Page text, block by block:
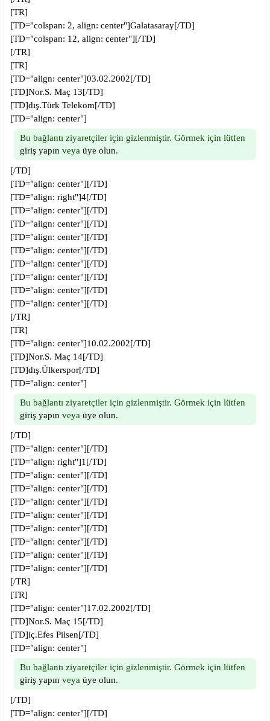
[TR]
[TD="colspan: 2, align: center"]Galatasaray[/TD]
[TD="colspan: 12, align: center"][/TD]
[/TR]
[TR]
[TD="align: center"]03.02.2002[/TD]
[TD]Nor.S. Maç 13[/TD]
[TD]dış.Türk Telekom[/TD]
[TD="align: center"]
Bu bağlantı ziyaretçiler için gizlenmiştir. Görmek için lütfen
giriş yapın veya üye olun.
[/TD]
[TD="align: center"][/TD]
[TD="align: right"]4[/TD]
[TD="align: center"][/TD]
[TD="align: center"][/TD]
[TD="align: center"][/TD]
[TD="align: center"][/TD]
[TD="align: center"][/TD]
[TD="align: center"][/TD]
[TD="align: center"][/TD]
[TD="align: center"][/TD]
[/TR]
[TR]
[TD="align: center"]10.02.2002[/TD]
[TD]Nor.S. Maç 14[/TD]
[TD]dış.Ülkerspor[/TD]
[TD="align: center"]
Bu bağlantı ziyaretçiler için gizlenmiştir. Görmek için lütfen
giriş yapın veya üye olun.
[/TD]
[TD="align: center"][/TD]
[TD="align: right"]1[/TD]
[TD="align: center"][/TD]
[TD="align: center"][/TD]
[TD="align: center"][/TD]
[TD="align: center"][/TD]
[TD="align: center"][/TD]
[TD="align: center"][/TD]
[TD="align: center"][/TD]
[TD="align: center"][/TD]
[/TR]
[TR]
[TD="align: center"]17.02.2002[/TD]
[TD]Nor.S. Maç 15[/TD]
[TD]iç.Efes Pilsen[/TD]
[TD="align: center"]
Bu bağlantı ziyaretçiler için gizlenmiştir. Görmek için lütfen
giriş yapın veya üye olun.
[/TD]
[TD="align: center"][/TD]